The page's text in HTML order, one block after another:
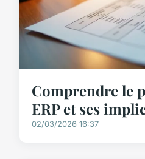
Comprendre le
ERP et ses
02/03/2026 16:37